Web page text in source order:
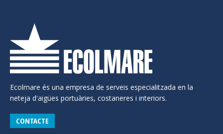
Ecolmare és una empresa de serveis especialitzada en la
neteja d'aigües portuàries, costaneres i interiors.
CONTACTE